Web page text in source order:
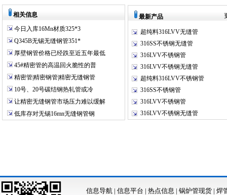
相关信息
今日入库16Mn材质325*3
Q345B无锡无缝钢管351*
厚壁钢管价格已经跌至近五年最低
45#精密管的高温回火脆性的普
精密管|精密钢管|精密无缝钢管
10号、20号碳结钢热轧管或冷
让精密无缝钢管市场压力难以缓解
低库存对无锡16mn无缝钢管钢
最新产品
超纯料316LVV无缝管
316SS不锈钢无缝管
316LVV不锈钢管
316LVV不锈钢无缝管
超纯料316LVV不锈钢管
316SS不锈钢管
316LVV不锈钢管
316LVV不锈钢无缝管
信息导航| 信息平台 | 热点信息 | 锅炉管现货 | 焊